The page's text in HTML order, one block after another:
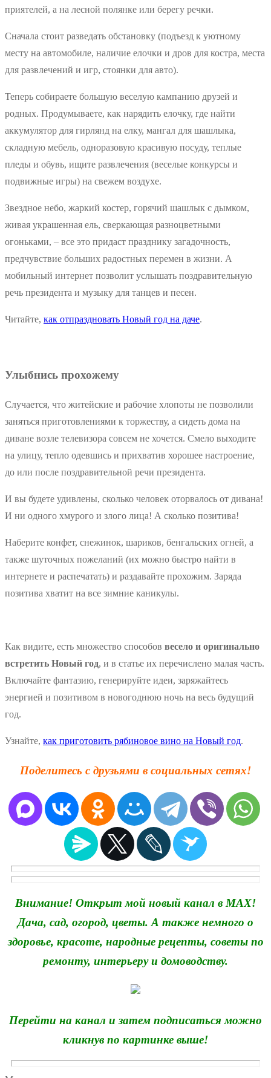
приятелей, а на лесной полянке или берегу речки.
Сначала стоит разведать обстановку (подъезд к уютному
месту на автомобиле, наличие елочки и дров для костра, места
для развлечений и игр, стоянки для авто).
Теперь собираете большую веселую кампанию друзей и
родных. Продумываете, как нарядить елочку, где найти
аккумулятор для гирлянд на елку, мангал для шашлыка,
складную мебель, одноразовую красивую посуду, теплые
пледы и обувь, ищите развлечения (веселые конкурсы и
подвижные игры) на свежем воздухе.
Звездное небо, жаркий костер, горячий шашлык с дымком,
живая украшенная ель, сверкающая разноцветными
огоньками, – все это придаст празднику загадочность,
предчувствие больших радостных перемен в жизни. А
мобильный интернет позволит услышать поздравительную
речь президента и музыку для танцев и песен.
Читайте, как отпраздновать Новый год на даче.
Улыбнись прохожему
Случается, что житейские и рабочие хлопоты не позволили
заняться приготовлениями к торжеству, а сидеть дома на
диване возле телевизора совсем не хочется. Смело выходите
на улицу, тепло одевшись и прихватив хорошее настроение,
до или после поздравительной речи президента.
И вы будете удивлены, сколько человек оторвалось от дивана!
И ни одного хмурого и злого лица! А сколько позитива!
Наберите конфет, снежинок, шариков, бенгальских огней, а
также шуточных пожеланий (их можно быстро найти в
интернете и распечатать) и раздавайте прохожим. Заряда
позитива хватит на все зимние каникулы.
Как видите, есть множество способов весело и оригинально
встретить Новый год, и в статье их перечислено малая часть.
Включайте фантазию, генерируйте идеи, заряжайтесь
энергией и позитивом в новогоднюю ночь на весь будущий
год.
Узнайте, как приготовить рябиновое вино на Новый год.
Поделитесь с друзьями в социальных сетях!
Внимание! Открыт мой новый канал в MAX!
Дача, сад, огород, цветы. А также немного о
здоровье, красоте, народные рецепты, советы по
ремонту, интерьеру и домоводству.
Перейти на канал и затем подписаться можно
кликнув по картинке выше!